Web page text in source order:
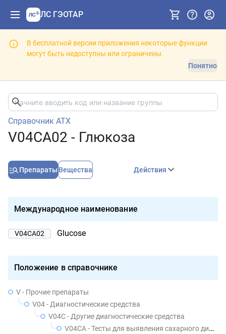
ЛС ГЭОТАР
В бесплатной версии приложения некоторые функции
могут быть недоступны или ограничены.
Понятно
Справочник АТХ
V04CA02 - Глюкоза
Препараты Вещества Действия
Международное наименование
V04CA02 Glucose
Положение в справочнике
V - Прочие препараты
V04 - Диагностические средства
V04C - Другие диагностические средства
V04CA - Тесты для выявления сахарного диабета